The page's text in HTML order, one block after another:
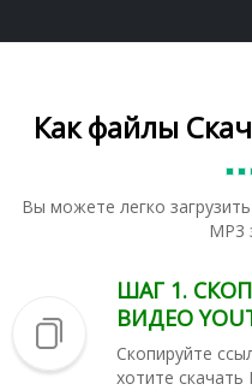
Как файлы
Вы можете легко
MP3
ШАГ 1.
ВИДЕО
Скопируйте
хотите скачать